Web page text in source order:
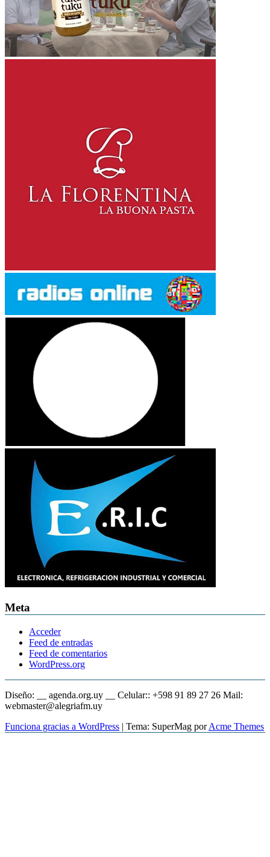
Meta
Acceder
Feed de entradas
Feed de comentarios
WordPress.org
Diseño: __ agenda.org.uy __ Celular:: +598 91 89 27 26 Mail:
webmaster@alegriafm.uy
Funciona gracias a WordPress | Tema: SuperMag porAcme Themes